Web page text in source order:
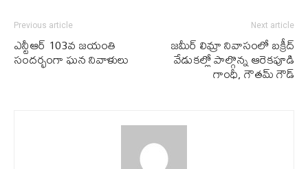
Previous article
ఎన్టీఆర్ 103వ జయంతి
సందర్భంగా ఘన నివాళులు
Next article
జమీర్ లిమ్రా నివాసంలో బక్రీద్
వేడుకల్లో పాల్గొన్న ఆరెకపూడి
గాంధీ, గౌతమ్ గౌడ్